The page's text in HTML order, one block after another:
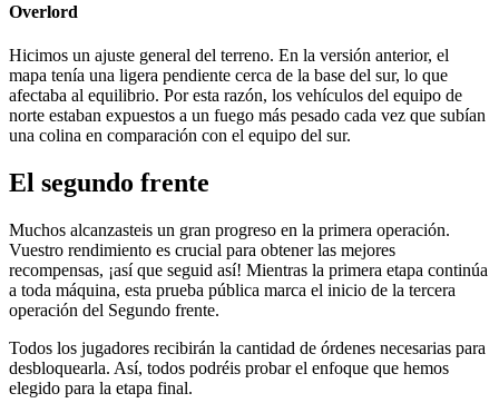
Overlord
Hicimos un ajuste general del terreno. En la versión anterior, el
mapa tenía una ligera pendiente cerca de la base del sur, lo que
afectaba al equilibrio. Por esta razón, los vehículos del equipo de
norte estaban expuestos a un fuego más pesado cada vez que subían
una colina en comparación con el equipo del sur.
El segundo frente
Muchos alcanzasteis un gran progreso en la primera operación.
Vuestro rendimiento es crucial para obtener las mejores
recompensas, ¡así que seguid así! Mientras la primera etapa continúa
a toda máquina, esta prueba pública marca el inicio de la tercera
operación del Segundo frente.
Todos los jugadores recibirán la cantidad de órdenes necesarias para
desbloquearla. Así, todos podréis probar el enfoque que hemos
elegido para la etapa final.